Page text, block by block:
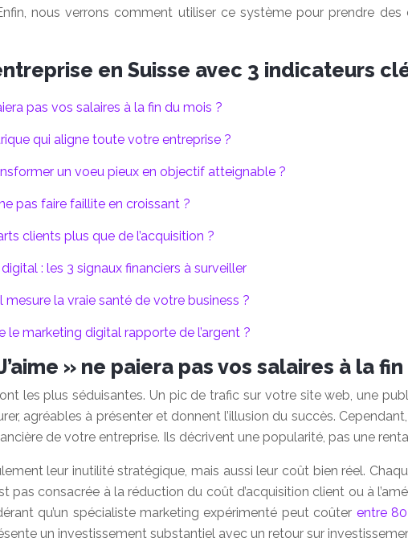
nous verrons comment utiliser ce système pour prendre
en Suisse avec 3 indicateurs
pas vos salaires à la fin du mois ?
qui aligne toute votre entreprise ?
un voeu pieux en objectif atteignable ?
pas faire faillite en croissant ?
clients plus que de l’acquisition ?
: les 3 signaux financiers à surveiller
la vraie santé de votre business ?
marketing digital rapporte de l’argent ?
» ne paiera pas vos salaires à la fin
les plus séduisantes. Un pic de trafic sur votre site web, une
agréables à présenter et donnent l’illusion du succès.
de votre entreprise. Ils décrivent une popularité, pas une
leur inutilité stratégique, mais aussi leur coût bien réel.
pas consacrée à la réduction du coût d’acquisition client ou à
qu’un spécialiste marketing expérimenté peut coûter entre
un investissement substantiel avec un retour sur